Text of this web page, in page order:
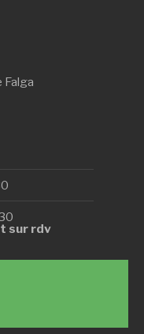
Falga
sur rdv